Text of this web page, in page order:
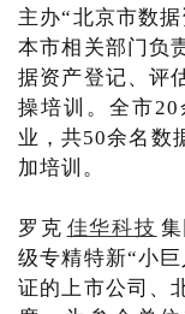
主办“北京市数
本市相关部门负
据资产登记、评
操培训。全市
业，共50余名数
加培训。
罗克 佳华科技
级专精特新“小
证的上市公司、